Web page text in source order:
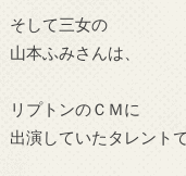
そして三女の
山本ふみさんは、
リプトンのＣＭに
出演していたタレント